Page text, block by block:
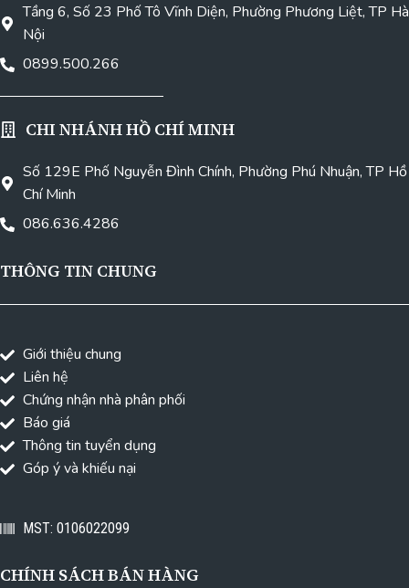
Tầng 6, Số 23 Phố Tô Vĩnh Diện, Phường Phương Liệt, TP Hà
Nội
0899.500.266
CHI NHÁNH HỒ CHÍ MINH
Số 129E Phố Nguyễn Đình Chính, Phường Phú Nhuận, TP Hồ
Chí Minh
086.636.4286
THÔNG TIN CHUNG
Giới thiệu chung
Liên hệ
Chứng nhận nhà phân phối
Báo giá
Thông tin tuyển dụng
Góp ý và khiếu nại
MST: 0106022099
CHÍNH SÁCH BÁN HÀNG